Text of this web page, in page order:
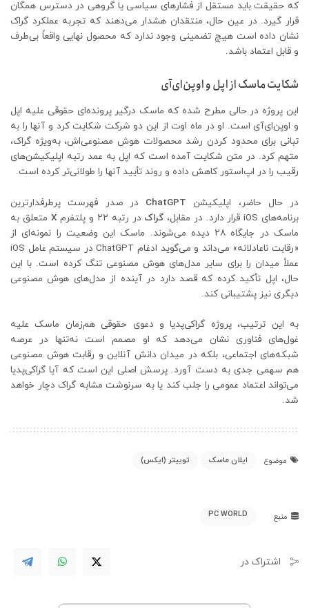
که حقیقت باید مستقل از فشارهای سیاسی یا گروهی در دسترس همگان
قرار گیرد. در عین حال، منتقدان هشدار می‌دهند که تجربه عملکرد گراک
نشان داده است هیچ تضمینی وجود ندارد که محصول نهایی واقعاً بی‌طرف
و قابل اعتماد باشد.
شکایت ماسک از اپل و اوپن‌ای‌آی
این پروژه در حالی مطرح شده که ماسک درگیر پرونده‌ای حقوقی علیه اپل
و اوپن‌ای‌آی است. او در ماه اوت از این دو شرکت شکایت کرد و آنها را به
تبانی برای محدود کردن رشد محصولات هوش مصنوعی‌اش، به‌ویژه گراک،
متهم کرد. در متن شکایت آمده است که اپل به عمد رتبه اپلیکیشن‌های
رقیب را در اپ‌استور کاهش داده و روند تأیید آنها را طولانی‌تر کرده است.
در حال حاضر، اپلیکیشن ChatGPT در صدر فهرست پرطرفدارترین
برنامه‌های iOS قرار دارد. در مقابل،
گراک در رتبه ۲۲ و پلتفرم X متعلق به
ماسک در جایگاه ۲۸ دیده می‌شوند. ماسک این وضعیت را نمونه‌ای از
«رقابت ناعادلانه» می‌داند و می‌گوید ادغام ChatGPT در سیستم عامل iOS
عملاً میدان را برای سایر مدل‌های هوش مصنوعی تنگ کرده است. با این
حال، اپل تأکید کرده که قصد دارد در آینده از مدل‌های هوش مصنوعی
دیگری نیز پشتیبانی کند.
به این ترتیب، پروژه گراکی‌پدیا و دعوی حقوقی هم‌زمان ماسک علیه
غول‌های فناوری نشان می‌دهد که او مصمم است نه‌تنها در عرصه
شبکه‌های اجتماعی، بلکه در میدان دانش آنلاین و رقابت هوش مصنوعی
هم سهمی جدی به دست آورد. پرسش اصلی این است که آیا گراکی‌پدیا
می‌تواند اعتماد عمومی را جلب کند یا به سرنوشت مشابه گراک دچار خواهد
شد.
موضوع ایلان ماسک توییتر (ایکس)
منبع PC WORLD
اشتراک در